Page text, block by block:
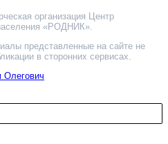
организация Центр
«РОДНИК».
представленные на сайте не
в сторонних сервисах.
Олегович